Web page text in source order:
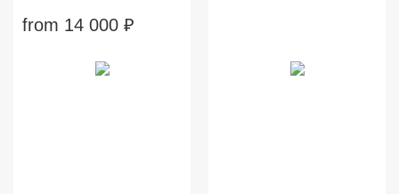
from 14 000 ₽